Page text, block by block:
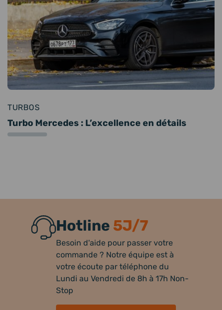
TURBOS
Turbo Mercedes : L’excellence en détails
Hotline 5J/7
Besoin d'aide pour passer votre
commande ? Notre équipe est à
votre écoute par téléphone du
Lundi au Vendredi de 8h à 17h Non-
Stop